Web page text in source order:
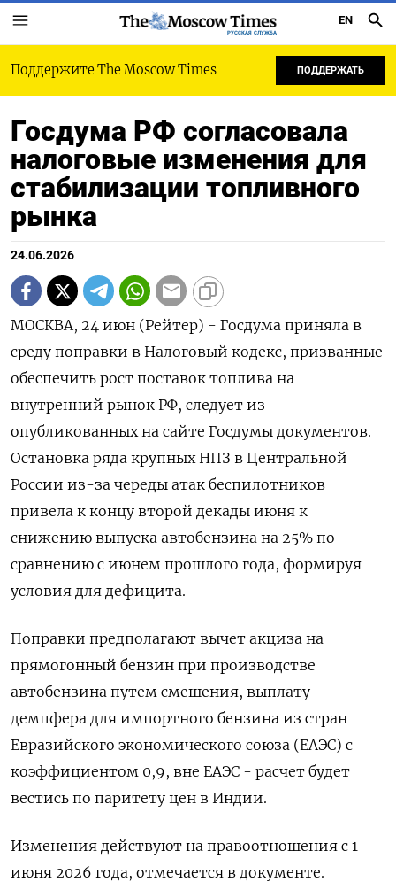
РУССКАЯ СЛУЖБА
EN
Поддержите The Moscow Times ПОДДЕРЖАТЬ
Госдума РФ согласовала
налоговые изменения для
стабилизации топливного
рынка
24.06.2026
МОСКВА, 24 июн (Рейтер) - Госдума приняла в
среду поправки в Налоговый кодекс, призванные
обеспечить рост поставок топлива на
внутренний рынок РФ, следует из
опубликованных на сайте Госдумы документов.
Остановка ряда крупных НПЗ в Центральной
России из-за череды атак беспилотников
привела ‌к концу второй декады июня к
снижению выпуска автобензина на 25% по
сравнению с июнем прошлого года, формируя
условия для дефицита.
Поправки предполагают вычет акциза на
прямогонный бензин при производстве
автобензина путем смешения, выплату
демпфера для импортного ​бензина из стран
Евразийского экономического ​союза (ЕАЭС) с
коэффициентом 0,9, вне ​ЕАЭС - расчет ⁠будет
вестись по паритету цен в Индии.
Изменения действуют на правоотношения с 1
июня ‌2026 года, отмечается в документе.